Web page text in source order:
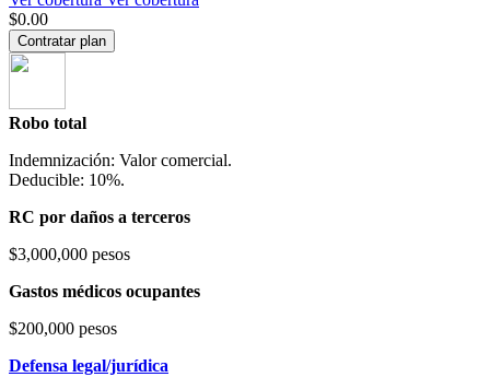
$0.00
Contratar plan
Robo total
Indemnización: Valor comercial.
Deducible: 10%.
RC por daños a terceros
$3,000,000 pesos
Gastos médicos ocupantes
$200,000 pesos
Defensa legal/jurídica